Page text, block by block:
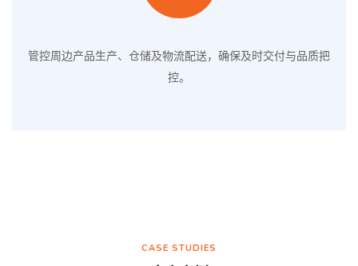
管控周边产品生产、仓储及物流配送，确保及时交付与品质把
控。
CASE STUDIES